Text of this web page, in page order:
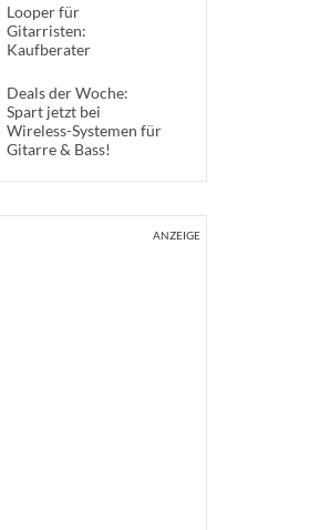
Looper für
Gitarristen:
Kaufberater
Deals der Woche:
Spart jetzt bei
Wireless-Systemen für
Gitarre & Bass!
ANZEIGE